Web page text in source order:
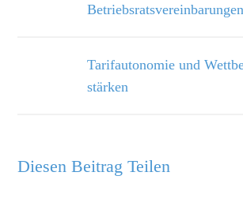
Betriebsratsvereinbarungen
Tarifautonomie und
Diesen Beitrag Teilen